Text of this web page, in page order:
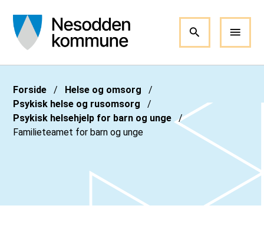
Du er her:
Forside
Helse og omsorg
Psykisk helse og rusomsorg
Psykisk helsehjelp for barn og unge
Familieteamet for barn og unge